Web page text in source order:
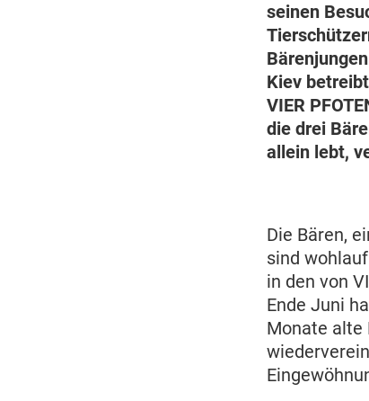
seinen
Kiev
VIER
die drei
allein lebt,
Die Bären,
sind
in den von
Ende Juni
Monate alte